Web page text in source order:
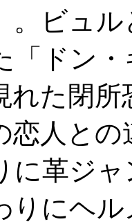
。ビュ
「ドン
れた閉
恋人と
に革ジ
りにヘ